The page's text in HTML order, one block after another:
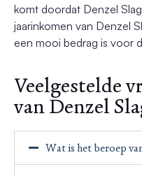
komt doordat Denzel
jaarinkomen van Denzel
een mooi bedrag is voor
Veelgestelde
van Denzel
Wat is het beroep